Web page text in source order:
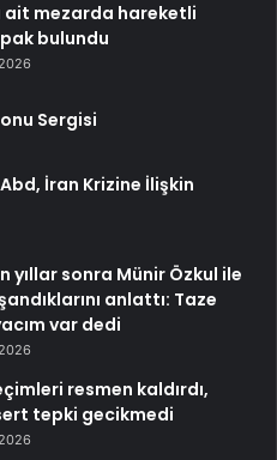
ait mezarda hareketli
bulundu
Sergisi
İran Krizine İlişkin
yıllar sonra Münir Özkul ile
anlattı: Taze
var dedi
resmen kaldırdı,
tepki gecikmedi